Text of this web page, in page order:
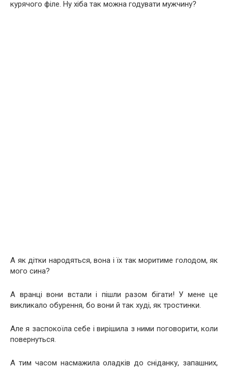
курячого філе. Ну хіба так можна годувати мужчину?
А як дітки народяться, вона і їх так моритиме голодом, як
мого сина?
А вранці вони встали і пішли разом бігати! У мене це
викликало обурення, бо вони й так худі, як тростинки.
Але я заспокоїла себе і вирішила з ними поговорити, коли
повернуться.
А тим часом насмажила оладків до сніданку, запашних,